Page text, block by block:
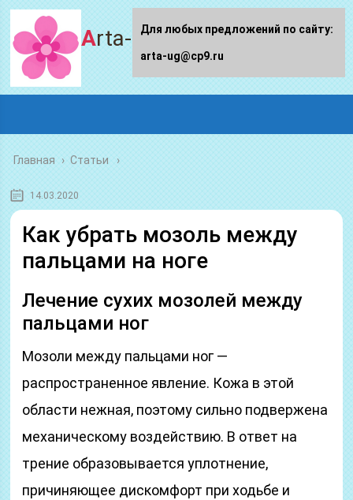
Arta-ug.ru
Главная › Статьи
14.03.2020
Как убрать мозоль между
пальцами на ноге
Лечение сухих мозолей между
пальцами ног
Мозоли между пальцами ног —
распространенное явление. Кожа в этой
области нежная, поэтому сильно подвержена
механическому воздействию. В ответ на
трение образовывается уплотнение,
причиняющее дискомфорт при ходьбе и
Для любых предложений по сайту:
arta-ug@cp9.ru